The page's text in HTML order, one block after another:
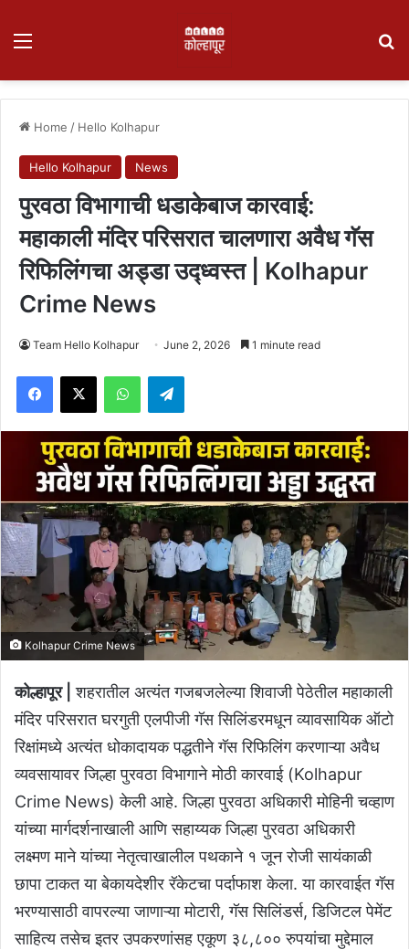
Menu
Home / Hello Kolhapur
Hello Kolhapur News
पुरवठा विभागाची धडाकेबाज कारवाई:
महाकाली मंदिर परिसरात चालणारा अवैध गॅस
रिफिलिंगचा अड्डा उद्ध्वस्त | Kolhapur
Crime News
Team Hello Kolhapur June 2, 2026 1 minute read
Facebook
X WhatsAppTelegram
Kolhapur Crime News
कोल्हापूर |
शहरातील अत्यंत गजबजलेल्या शिवाजी पेठेतील महाकाली
मंदिर परिसरात घरगुती एलपीजी गॅस सिलिंडरमधून व्यावसायिक ऑटो
रिक्षांमध्ये अत्यंत धोकादायक पद्धतीने गॅस रिफिलिंग करणाऱ्या अवैध
व्यवसायावर जिल्हा पुरवठा विभागाने मोठी कारवाई (Kolhapur
Crime News) केली आहे. जिल्हा पुरवठा अधिकारी मोहिनी चव्हाण
यांच्या मार्गदर्शनाखाली आणि सहाय्यक जिल्हा पुरवठा अधिकारी
लक्ष्मण माने यांच्या नेतृत्वाखालील पथकाने १ जून रोजी सायंकाळी
छापा टाकत या बेकायदेशीर रॅकेटचा पर्दाफाश केला. या कारवाईत गॅस
भरण्यासाठी वापरल्या जाणाऱ्या मोटारी, गॅस सिलिंडर्स, डिजिटल पेमेंट
साहित्य तसेच इतर उपकरणांसह एकूण ३८,८०० रुपयांचा मुद्देमाल